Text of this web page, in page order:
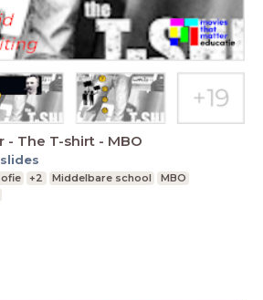
- The T-shirt - MBO
slides
+2 Middelbare school
MBO